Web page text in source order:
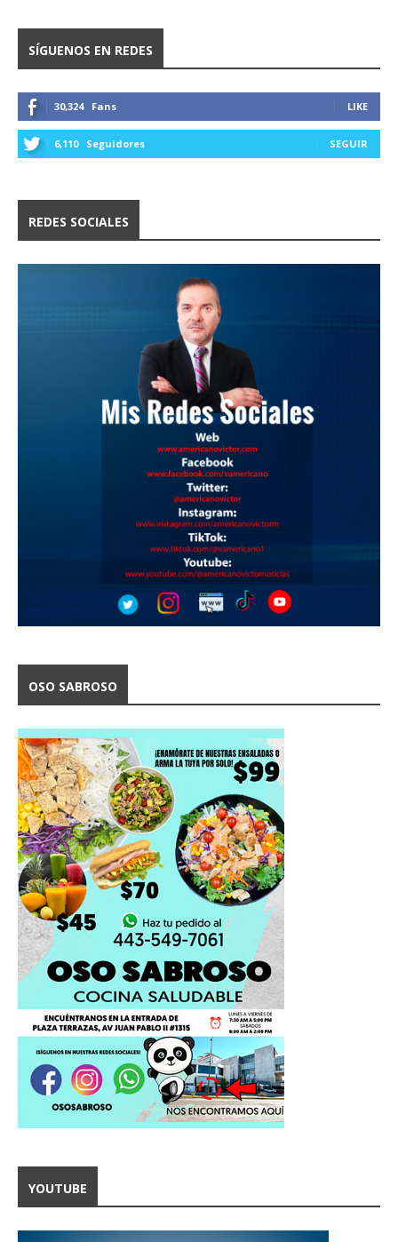
SÍGUENOS EN REDES
30,324 Fans LIKE
6,110 Seguidores SEGUIR
REDES SOCIALES
OSO SABROSO
YOUTUBE